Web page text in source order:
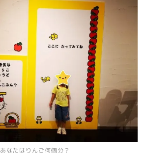
あなたはりんご何個分？